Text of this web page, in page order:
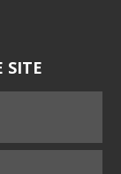
SITE